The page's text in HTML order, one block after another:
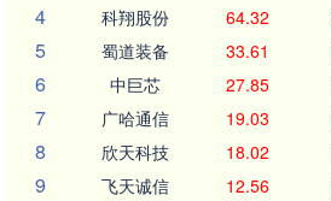
4 科翔股份 64.32
5 蜀道装备 33.61
6 中巨芯 27.85
7 广哈通信 19.03
8 欣天科技 18.02
9 飞天诚信 12.56